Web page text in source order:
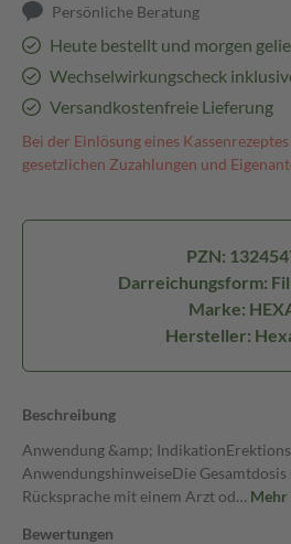
Persönliche Beratung
Heute bestellt und morgen
Wechselwirkungscheck
Versandkostenfreie Lieferung
Bei der Einlösung eines
gesetzlichen Zuzahlungen und
PZN:
Darreichungsform:
Marke:
Hersteller:
Beschreibung
Anwendung &amp;
AnwendungshinweiseDie
Rücksprache mit einem Arzt od… Mehr
Bewertungen